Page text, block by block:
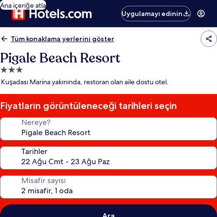
Ana içeriğe atla
Uygulamayı edinin
Tüm konaklama yerlerini göster
Pigale Beach Resort
3.0
yıldızlı
yeri
Kuşadası Marina yakınında, restoran olan aile dostu otel.
Fiyatların görüntüleneceği tarihleri seçin
Nereye?
Tarihler
Misafir sayısı